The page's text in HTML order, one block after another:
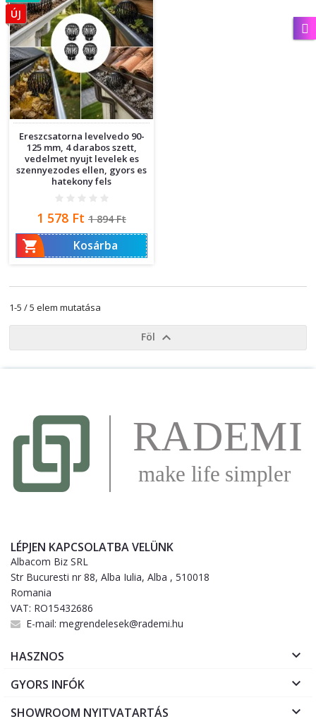
Ereszcsatorna levelvedo 90-
125 mm, 4 darabos szett,
vedelmet nyujt levelek es
szennyezodes ellen, gyors es
hatekony fels
Ár
1 578 Ft Normál
ár
1 894 Ft
 Kosárba
ÚJ
1-5 / 5 elem mutatása
Föl 
LÉPJEN KAPCSOLATBA VELÜNK
Albacom Biz SRL
Str Bucuresti nr 88, Alba Iulia, Alba , 510018
Romania
VAT: RO15432686
E-mail: megrendelesek@rademi.hu
HASZNOS 
GYORS INFÓK 
SHOWROOM NYITVATARTÁS 